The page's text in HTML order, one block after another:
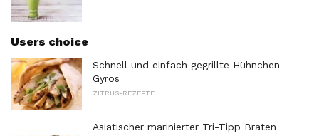
Users choice
Schnell und einfach gegrillte Hühnchen
Gyros
ZITRUS-REZEPTE
Asiatischer marinierter Tri-Tipp Braten